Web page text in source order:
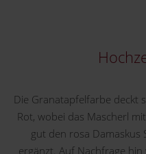
Die Granatapfelfarbe deckt
Rot, wobei das Mascherl
gut den rosa Damaskus
ergänzt. Auf Nachfrage